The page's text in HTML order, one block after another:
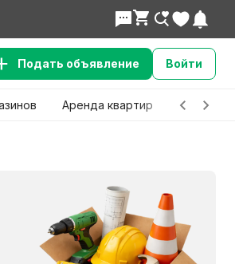
Подать объявление Войти
Аренда квартир Детские